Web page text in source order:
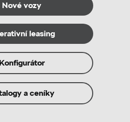
Nové vozy
leasing
Konfigurátor
a ceníky